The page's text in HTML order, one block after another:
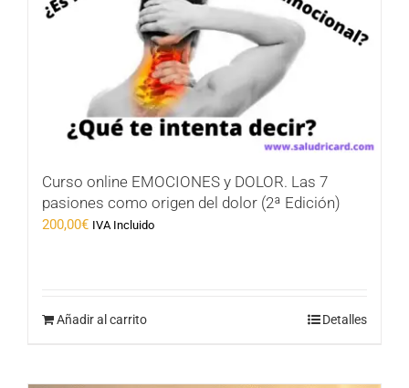
Curso online EMOCIONES y DOLOR. Las 7
pasiones como origen del dolor (2ª Edición)
200,00€ IVA Incluido
Añadir al carrito Detalles